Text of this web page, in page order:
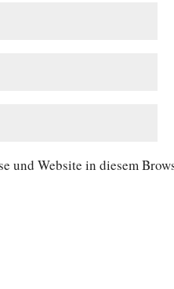
und Website in diesem